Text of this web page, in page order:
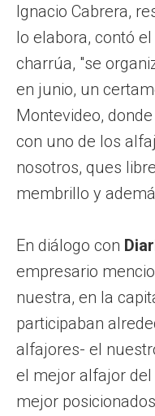
Ignacio Cabrera,
lo elabora, contó
charrúa, "se
en junio, un
Montevideo,
con uno de los
nosotros, ques
membrillo y
En diálogo con
empresario
nuestra, en la
participaban
alfajores- el
el mejor alfajor
mejor